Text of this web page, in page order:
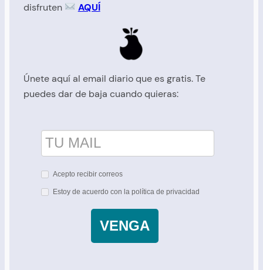
disfruten
AQUÍ
Únete aquí al email diario que es gratis. Te
puedes dar de baja cuando quieras:
Acepto recibir correos
Estoy de acuerdo con la política de privacidad
VENGA